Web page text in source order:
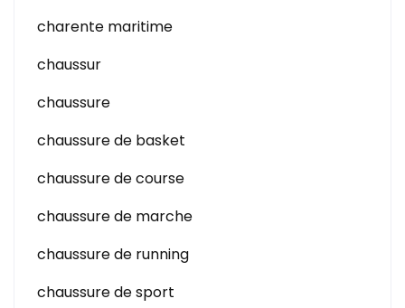
charente maritime
chaussur
chaussure
chaussure de basket
chaussure de course
chaussure de marche
chaussure de running
chaussure de sport